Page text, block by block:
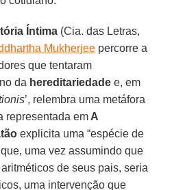
Íntima (Cia. das Letras,
Mukherjee percorre a
que tentaram
da hereditariedade e, em
’, relembra uma metáfora
representada em A
explicita uma “espécie de
uma vez assumindo que
de seus pais, seria
uma intervenção que